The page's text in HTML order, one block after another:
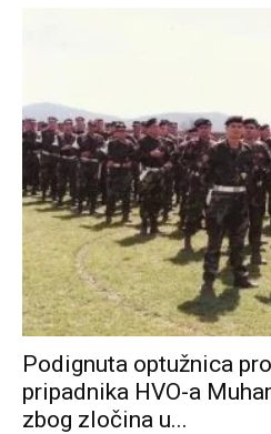
Podignuta optužnica
pripadnika HVO-a
zbog zločina u...